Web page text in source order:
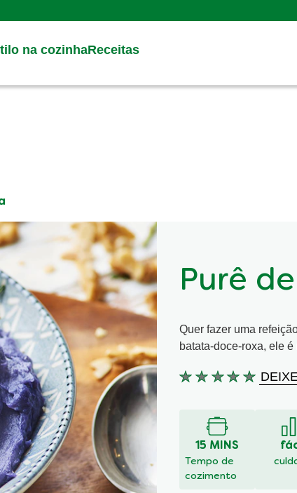
na cozinhaReceitas
Purê
Quer fazer uma
batata-doce-roxa, ele
Nenhuma
este
recipe
15 MINS
Tempo de
cozimento